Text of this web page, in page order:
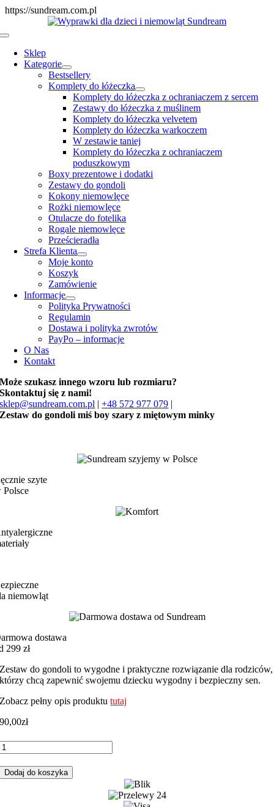
https://sundream.com.pl
to
Toggle
Navigation
Sklep
Kategorie
Bestsellery
Komplety do łóżeczka
Komplety do łóżeczka z ochraniaczem z sercem
Zestawy do łóżeczka z muślinem
Komplety do łóżeczka velvetem
Komplety do łóżeczka warkoczem
W zestawie taniej
Komplety do łóżeczka z ochraniaczem
poduszkowym
Boxy prezentowe i dodatki
Zestawy do gondoli
Kokony niemowlęce
Rożki niemowlęce
Otulacze do fotelika
Rogale niemowlęce
Prześcieradła
Strefa Klienta
Moje konto
Koszyk
Zamówienie
Informacje
Polityka Prywatności
Regulamin
Dostawa i polityka zwrotów
PayPo – informacje
O Nas
Kontakt
Może szukasz innego wzoru lub rozmiaru?
Skontaktuj się z nami!
sklep@sundream.com.pl |+48 572 977 079 |
Zestaw do gondoli miś boy szary z miętowym minky
szyte
Polsce
niemowląt
dostawa
299 zł
Zestaw do gondoli to wygodne i praktyczne rozwiązanie dla rodziców,
którzy chcą zapewnić swojemu dziecku wygodny i bezpieczny sen.
Zobacz pełny opis produktututaj
90,00zł
Dodaj do koszyka